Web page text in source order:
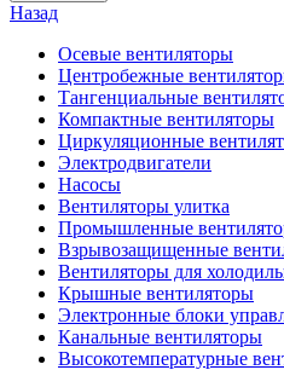
Назад
Осевые вентиляторы
Центробежные
Тангенциальные
Компактные вентиляторы
Циркуляционные
Электродвигатели
Насосы
Вентиляторы улитка
Промышленные
Взрывозащищенные
Вентиляторы для
Крышные вентиляторы
Электронные блоки
Канальные вентиляторы
Высокотемпературные